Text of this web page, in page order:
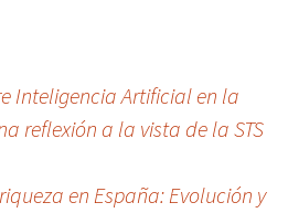
Inteligencia Artificial en la
reflexión a la vista de la STS
en España: Evolución y